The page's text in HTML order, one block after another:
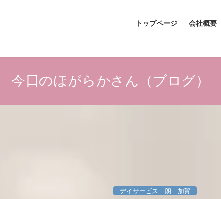
トップページ 会社概要
今日のほがらかさん（ブログ）
デイサービス 朗 加賀